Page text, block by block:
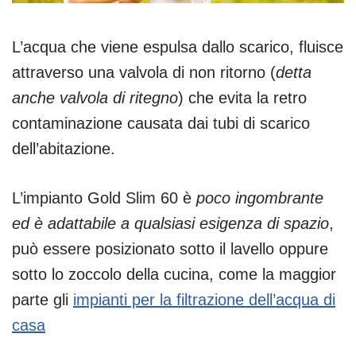
L’acqua che viene espulsa dallo scarico, fluisce
attraverso una valvola di non ritorno (detta
anche valvola di ritegno) che evita la retro
contaminazione causata dai tubi di scarico
dell’abitazione.
L’impianto Gold Slim 60 è poco ingombrante
ed è adattabile a qualsiasi esigenza di spazio,
può essere posizionato sotto il lavello oppure
sotto lo zoccolo della cucina, come la maggior
parte gli impianti per la filtrazione dell’acqua di
casa